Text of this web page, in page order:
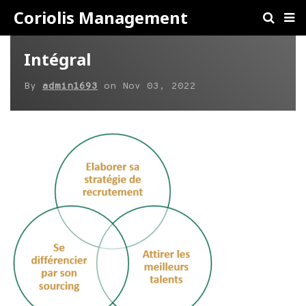
Coriolis Management
Intégral
By admin1693 on Nov 03, 2022